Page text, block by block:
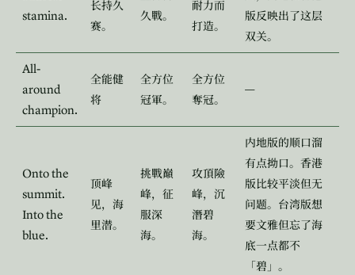
stamina.
长持久
赛。
久戰。
耐力而
打造。
版反映出了这层
双关。
All-
around
champion.
全能健
将
全方位
冠軍。
全方位
奪冠。
—
Onto the
summit.
Into the
blue.
顶峰
见，海
里潜。
挑戰巔
峰，征
服深
海。
攻頂險
峰，沉
潛碧
海。
内地版的顺口溜
有点拗口。香港
版比较平淡但无
问题。台湾版想
要文雅但忘了海
底一点都不
「碧」。